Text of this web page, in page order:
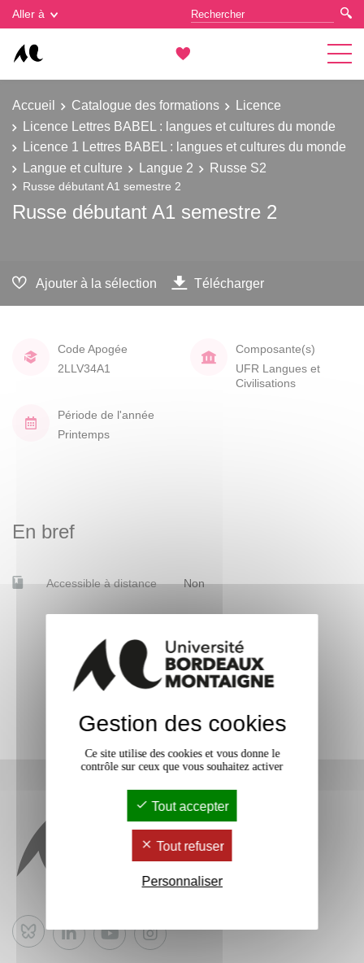
Aller à
Accueil Catalogue des formations
Licence
Licence Lettres BABEL : langues et cultures du monde
Licence 1 Lettres BABEL : langues et cultures du monde
Langue et culture
Langue 2 Russe S2
Russe débutant A1 semestre 2
Russe débutant A1 semestre 2
Ajouter à la sélection Télécharger
Code Apogée
2LLV34A1
Composante(s)
UFR Langues et
Civilisations
Période de l'année
Printemps
En bref
Accessible à distance Non
Bluesky
Gestion des cookies
Gestion des cookies
Ce site utilise des cookies et vous donne le
contrôle sur ceux que vous souhaitez activer
Tout accepter
Tout refuser
Personnaliser